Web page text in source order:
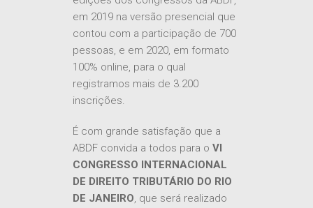
em 2019 na versão presencial que
contou com a participação de 700
pessoas, e em 2020, em formato
100% online, para o qual
registramos mais de 3.200
inscrições.
É com grande satisfação que a
ABDF convida a todos para o VI
CONGRESSO INTERNACIONAL
DE DIREITO TRIBUTÁRIO DO RIO
DE JANEIRO, que será realizado